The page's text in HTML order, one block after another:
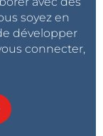
soyez en
développer
connecter,